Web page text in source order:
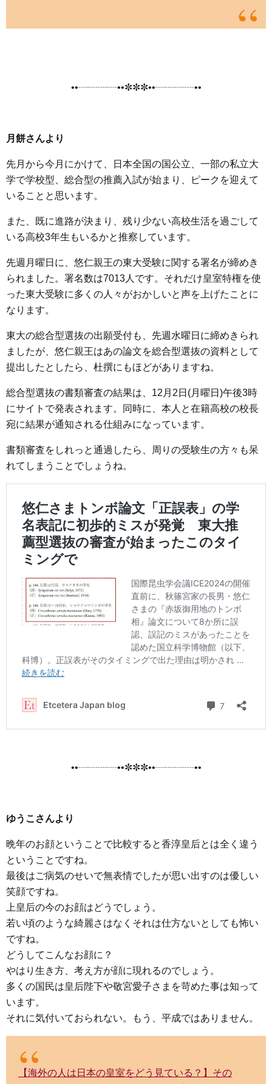
••┈┈┈┈••✼✼✼••┈┈┈┈••
月餅さんより
先月から今月にかけて、日本全国の国公立、一部の私立大
学で学校型、総合型の推薦入試が始まり、ピークを迎えて
いることと思います。
また、既に進路が決まり、残り少ない高校生活を過ごして
いる高校3年生もいるかと推察しています。
先週月曜日に、悠仁親王の東大受験に関する署名が締めき
られました。署名数は7013人です。それだけ皇室特権を使
った東大受験に多くの人々がおかしいと声を上げたことに
なります。
東大の総合型選抜の出願受付も、先週水曜日に締めきられ
ましたが、悠仁親王はあの論文を総合型選抜の資料として
提出したとしたら、杜撰にもほどがありますね。
総合型選抜の書類審査の結果は、12月2日(月曜日)午後3時
にサイトで発表されます。同時に、本人と在籍高校の校長
宛に結果が通知される仕組みになっています。
書類審査をしれっと通過したら、周りの受験生の方々も呆
れてしまうことでしょうね。
••┈┈┈┈••✼✼✼••┈┈┈┈••
ゆうこさんより
晩年のお顔ということで比較すると香淳皇后とは全く違う
ということですね。
最後はご病気のせいで無表情でしたが思い出すのは優しい
笑顔ですね。
上皇后の今のお顔はどうでしょう。
若い頃のような綺麗さはなくそれは仕方ないとしても怖い
ですね。
どうしてこんなお顔に？
やはり生き方、考え方が顔に現れるのでしょう。
多くの国民は皇后陛下や敬宮愛子さまを苛めた事は知って
います。
それに気付いておられない。もう、平成ではありません。
【海外の人は日本の皇室をどう見ている？】その